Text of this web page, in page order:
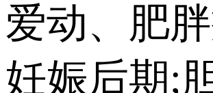
爱动、肥胖
妊娠后期;